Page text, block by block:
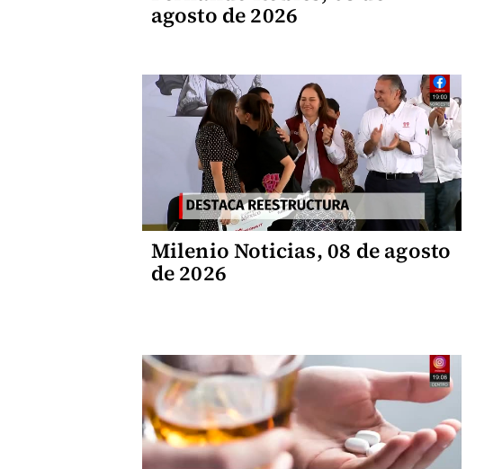
agosto de 2026
Milenio Noticias, 08 de agosto
de 2026